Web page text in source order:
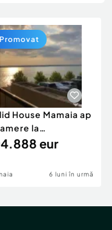
House Mamaia ap
la
Mega
eur
6 luni în urmă
Promovat